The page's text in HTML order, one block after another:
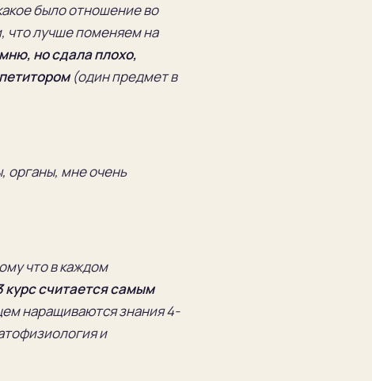
было отношение во
что лучше поменяем на
но сдала плохо,
(один предмет в
органы, мне очень
что в каждом
курс считается самым
наращиваются знания 4-
и